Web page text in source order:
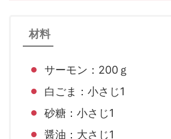
材料
サーモン：200ｇ
白ごま：小さじ1
砂糖：小さじ1
醤油：大さじ1